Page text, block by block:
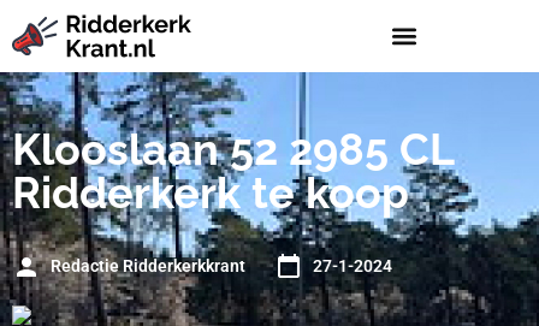
Klooslaan 52 2985 CL
Ridderkerk te koop
Redactie Ridderkerkkrant 27-1-2024